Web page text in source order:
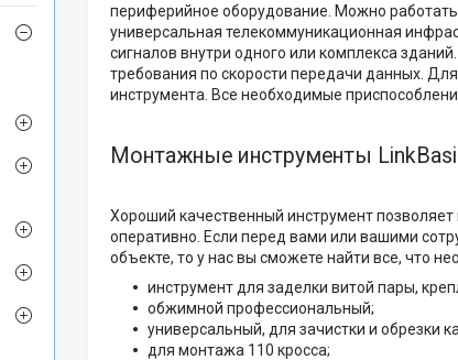
периферийное оборудование. Можно
универсальная телекоммуникационная
сигналов внутри одного или комплекса
требования по скорости передачи данных.
инструмента. Все необходимые
Монтажные инструменты
Хороший качественный инструмент
оперативно. Если перед вами или вашими
объекте, то у нас вы сможете найти все, что
инструмент для заделки витой пары,
обжимной профессиональный;
универсальный, для зачистки и обрезки
для монтажа 110 кросса;